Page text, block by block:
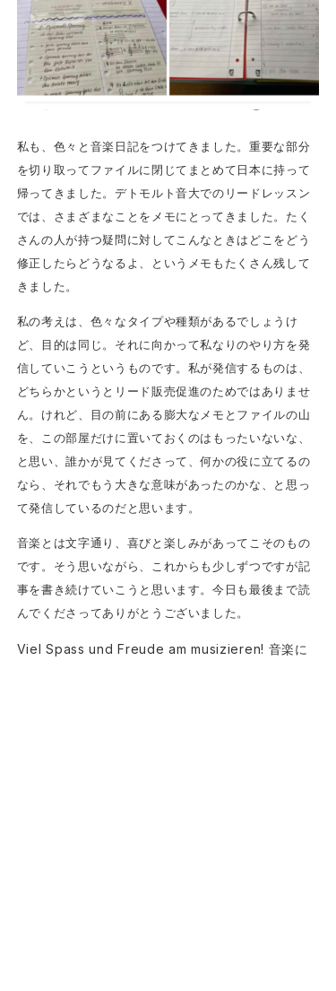
私も、色々と音楽日記をつけてきました。重要な部分
を切り取ってファイルに閉じてまとめて日本に持って
帰ってきました。デトモルト音大でのリードレッスン
では、さまざまなことをメモにとってきました。たく
さんの人が持つ疑問に対してこんなときはどこをどう
修正したらどうなるよ、というメモもたくさん残して
きました。
私の考えは、色々なタイプや種類があるでしょうけ
ど、目的は同じ。それに向かって私なりのやり方を発
信していこうというものです。私が発信するものは、
どちらかというとリード販売促進のためではありませ
ん。けれど、目の前にある膨大なメモとファイルの山
を、この部屋だけに置いておくのはもったいないな、
と思い、誰かが見てくださって、何かの役に立てるの
なら、それでもう大きな意味があったのかな、と思っ
て発信しているのだと思います。
音楽とは文字通り、喜びと楽しみがあってこそのもの
です。そう思いながら、これからも少しずつですが記
事を書き続けていこうと思います。今日も最後まで読
んでくださってありがとうございました。
Viel Spass und Freude am musizieren! 音楽に